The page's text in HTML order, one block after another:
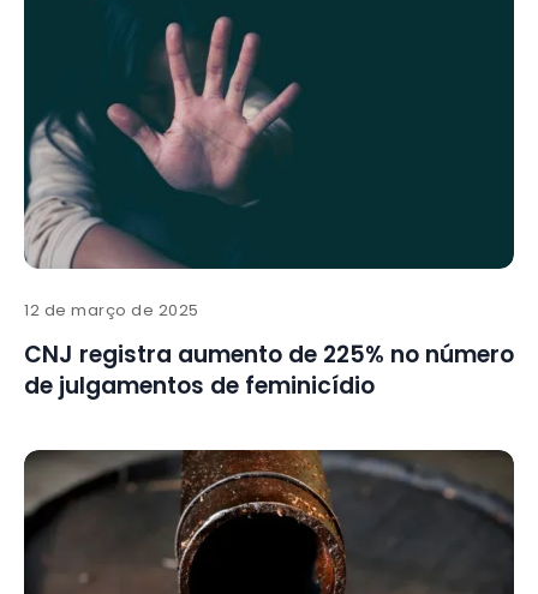
12 de março de 2025
CNJ registra aumento de 225% no número
de julgamentos de feminicídio